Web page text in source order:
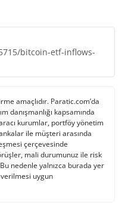
bitcoin-etf-inflows-
amaçlıdır. Paratic.com’da
danışmanlığı kapsamında
kurumlar, portföy yönetim
ile müşteri arasında
çerçevesinde
mali durumunuz ile risk
nedenle yalnızca burada yer
uygun